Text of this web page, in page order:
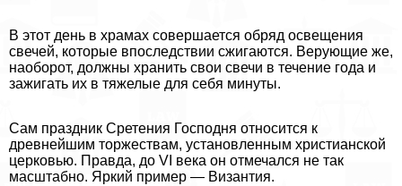
В этот день в храмах совершается обряд освещения
свечей, которые впоследствии сжигаются. Верующие же,
наоборот, должны хранить свои свечи в течение года и
зажигать их в тяжелые для себя минуты.
Сам праздник Сретения Господня относится к
древнейшим торжествам, установленным христианской
церковью. Правда, до VI века он отмечался не так
масштабно. Яркий пример — Византия.